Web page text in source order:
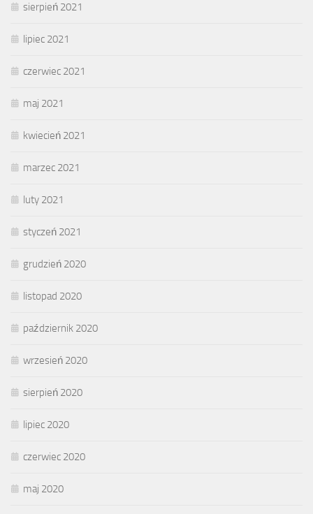
sierpień 2021
lipiec 2021
czerwiec 2021
maj 2021
kwiecień 2021
marzec 2021
luty 2021
styczeń 2021
grudzień 2020
listopad 2020
październik 2020
wrzesień 2020
sierpień 2020
lipiec 2020
czerwiec 2020
maj 2020